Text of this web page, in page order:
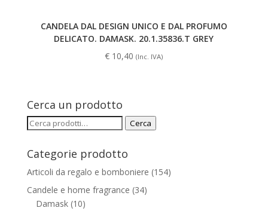
CANDELA DAL DESIGN UNICO E DAL PROFUMO
DELICATO. DAMASK. 20.1.35836.T GREY
€ 10,40 (Inc. IVA)
Cerca un prodotto
Cerca: Cerca
Categorie prodotto
Articoli da regalo e bomboniere (154)
Candele e home fragrance (34)
Damask (10)